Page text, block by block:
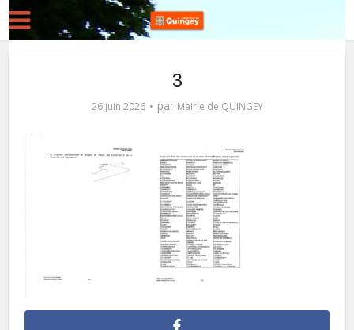
3
26 juin 2026 par Mairie de QUINGEY